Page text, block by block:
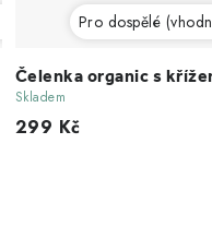
let)
Čelenka organic s
Pro dospělé
Skladem
299 Kč